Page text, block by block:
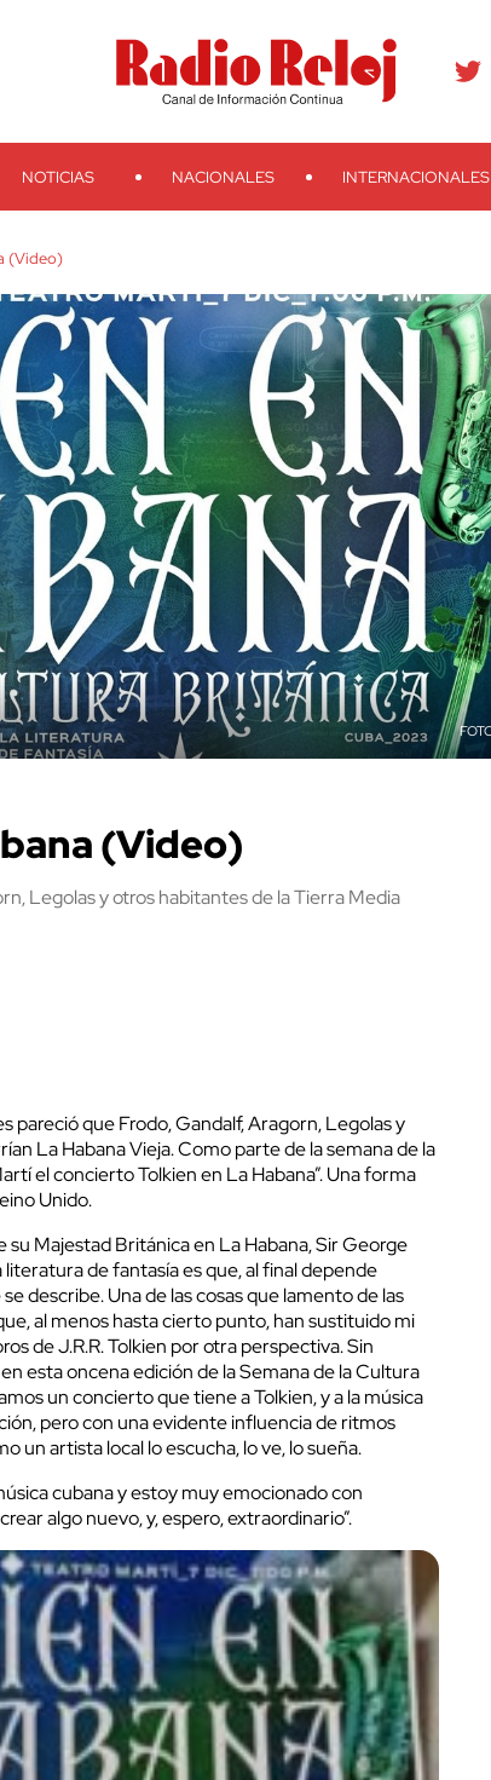
TelegramTeveo Ivoox RSS Search
NOTICIAS NACIONALES INTERNACIONALES
(Video)
(Video)
Legolas y otros habitantes de la Tierra Media
pareció que Frodo, Gandalf, Aragorn, Legolas y
La Habana Vieja. Como parte de la semana de la
el concierto Tolkien en La Habana”. Una forma
Unido.
su Majestad Británica en La Habana, Sir George
de fantasía es que, al final depende
describe. Una de las cosas que lamento de las
al menos hasta cierto punto, han sustituido mi
de J.R.R. Tolkien por otra perspectiva. Sin
esta oncena edición de la Semana de la Cultura
un concierto que tiene a Tolkien, y a la música
pero con una evidente influencia de ritmos
un artista local lo escucha, lo ve, lo sueña.
cubana y estoy muy emocionado con
algo nuevo, y, espero, extraordinario”.